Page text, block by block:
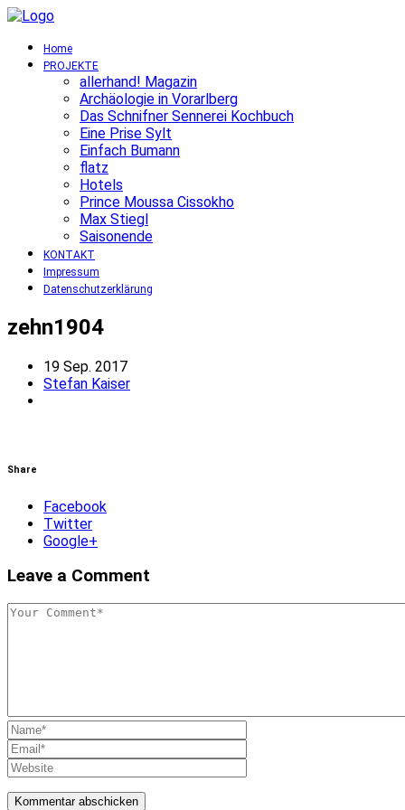
Home
PROJEKTE
allerhand! Magazin
Archäologie in Vorarlberg
Das Schnifner Sennerei Kochbuch
Eine Prise Sylt
Einfach Bumann
flatz
Hotels
Prince Moussa Cissokho
Max Stiegl
Saisonende
KONTAKT
Impressum
Datenschutzerklärung
zehn1904
19 Sep. 2017
Stefan Kaiser
Share
Facebook
Twitter
Google+
Leave a Comment